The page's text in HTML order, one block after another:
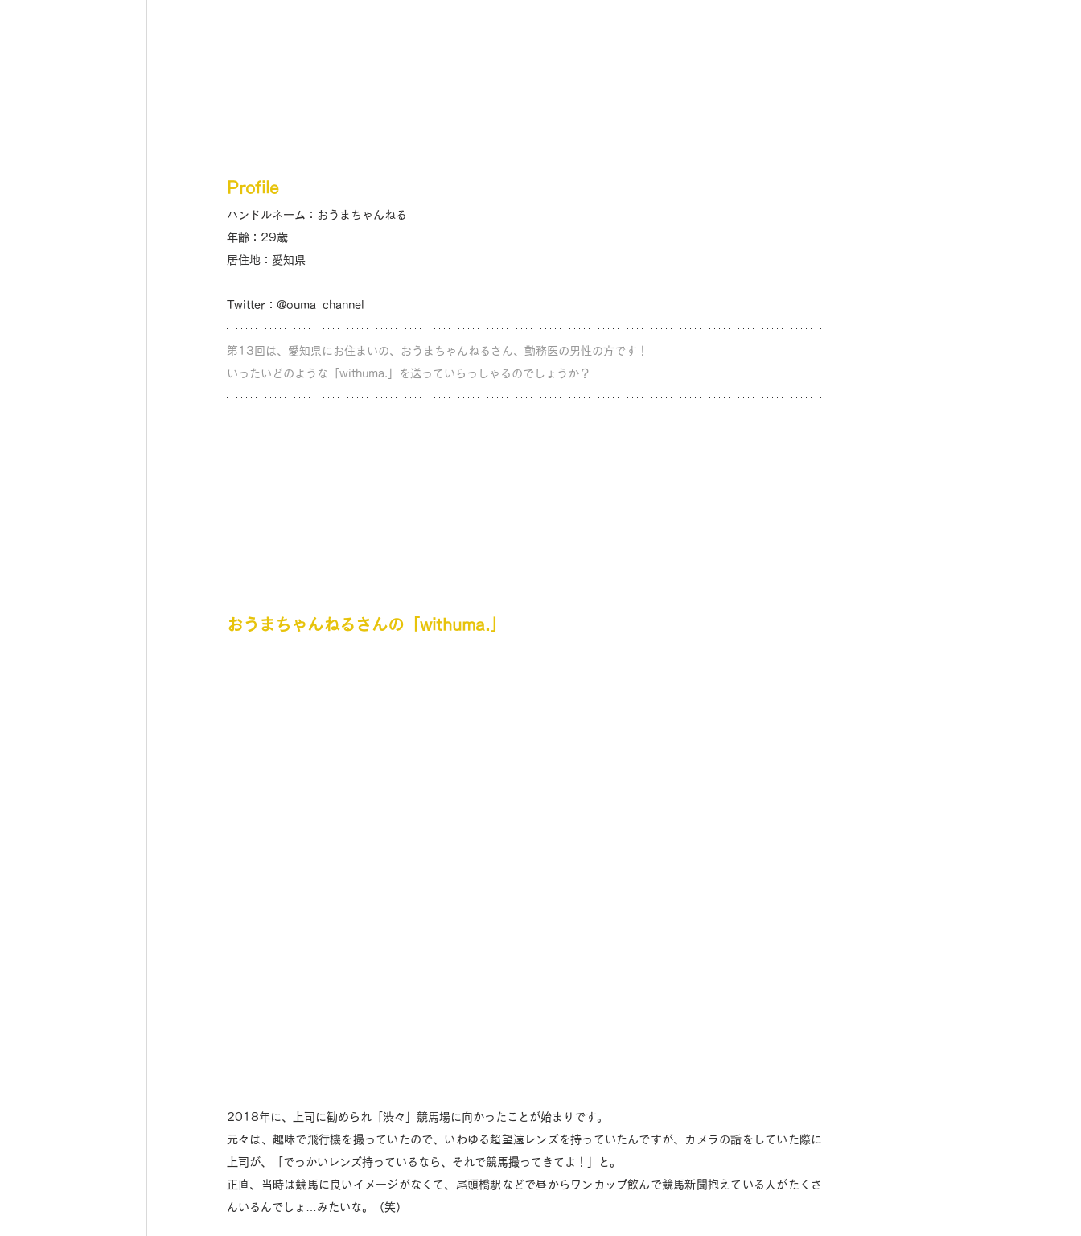
Profile
ハンドルネーム：おうまちゃんねる
年齢：29歳
居住地：愛知県
Twitter：@ouma_channel
第13回は、愛知県にお住まいの、おうまちゃんねるさん、勤務医の男性の方です！
いったいどのような「withuma.」を送っていらっしゃるのでしょうか？
おうまちゃんねるさんの「withuma.」
2018年に、上司に勧められ「渋々」競馬場に向かったことが始まりです。
元々は、趣味で飛行機を撮っていたので、いわゆる超望遠レンズを持っていたんですが、カメラの話をしていた際に
上司が、「でっかいレンズ持っているなら、それで競馬撮ってきてよ！」と。
正直、当時は競馬に良いイメージがなくて、尾頭橋駅などで昼からワンカップ飲んで競馬新聞抱えている人がたくさ
んいるんでしょ…みたいな。（笑）